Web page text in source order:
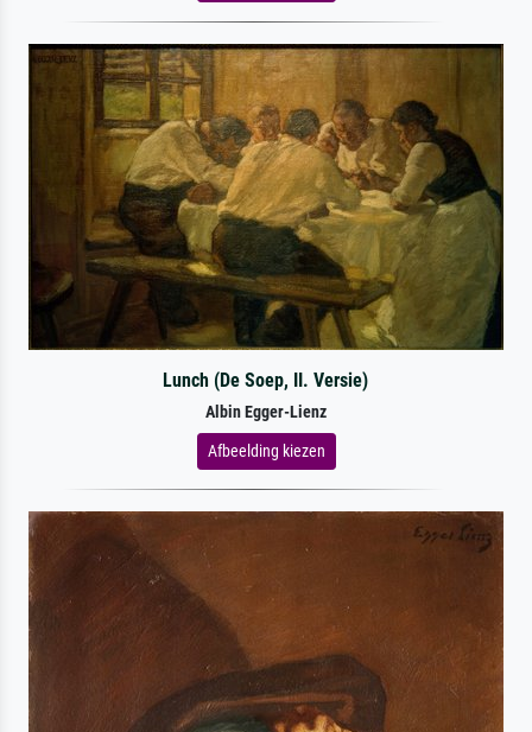
Lunch (De Soep, II. Versie)
Albin Egger-Lienz
Afbeelding kiezen